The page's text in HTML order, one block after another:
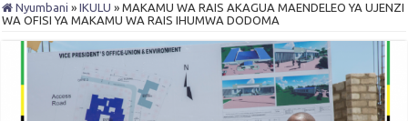
Nyumbani » IKULU » MAKAMU WA RAIS AKAGUA MAENDELEO YA UJENZI
WA OFISI YA MAKAMU WA RAIS IHUMWA DODOMA